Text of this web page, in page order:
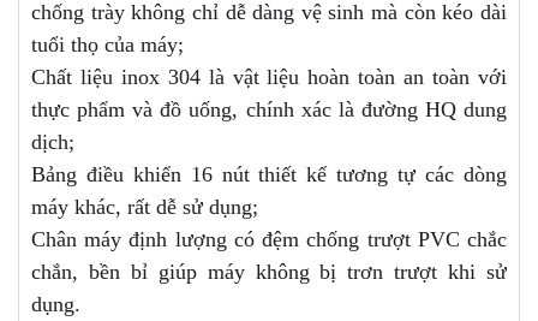
chống trày không chỉ dễ dàng vệ sinh mà còn kéo dài
tuổi thọ của máy;
Chất liệu inox 304 là vật liệu hoàn toàn an toàn với
thực phẩm và đồ uống, chính xác là đường HQ dung
dịch;
Bảng điều khiển 16 nút thiết kế tương tự các dòng
máy khác, rất dễ sử dụng;
Chân máy định lượng có đệm chống trượt PVC chắc
chắn, bền bỉ giúp máy không bị trơn trượt khi sử
dụng.